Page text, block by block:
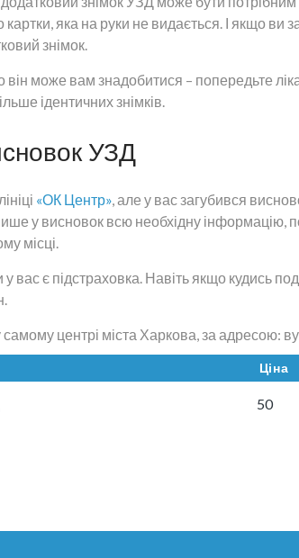
яка на руки не видається. І якщо ви
знімок.
може вам знадобитися – попередьте
ідентичних знімків.
УЗД
«ОК Центр», але у вас загубився
у висновок всю необхідну
місці.
у вас є підстраховка. Навіть якщо кудись
центрі міста Харкова, за адресою:
Ціна
50